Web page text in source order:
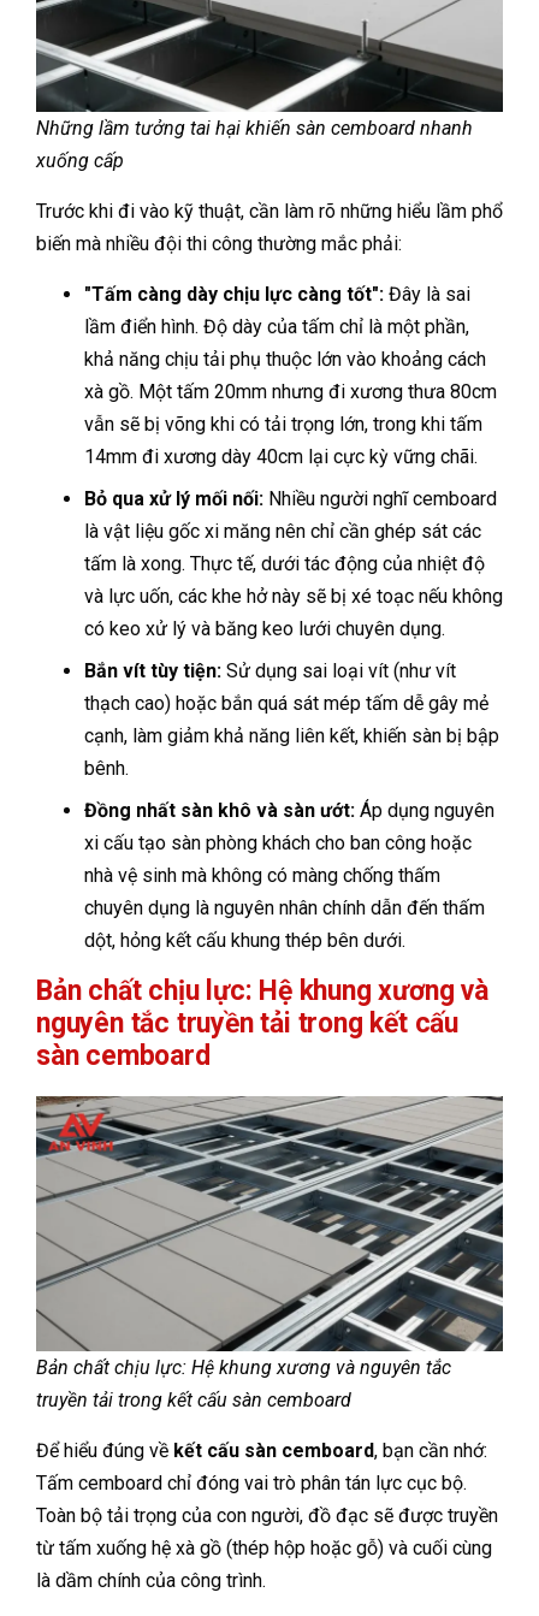
Những lầm tưởng tai hại khiến sàn cemboard nhanh
xuống cấp
Trước khi đi vào kỹ thuật, cần làm rõ những hiểu lầm phổ
biến mà nhiều đội thi công thường mắc phải:
"Tấm càng dày chịu lực càng tốt": Đây là sai
lầm điển hình. Độ dày của tấm chỉ là một phần,
khả năng chịu tải phụ thuộc lớn vào khoảng cách
xà gồ. Một tấm 20mm nhưng đi xương thưa 80cm
vẫn sẽ bị võng khi có tải trọng lớn, trong khi tấm
14mm đi xương dày 40cm lại cực kỳ vững chãi.
Bỏ qua xử lý mối nối: Nhiều người nghĩ cemboard
là vật liệu gốc xi măng nên chỉ cần ghép sát các
tấm là xong. Thực tế, dưới tác động của nhiệt độ
và lực uốn, các khe hở này sẽ bị xé toạc nếu không
có keo xử lý và băng keo lưới chuyên dụng.
Bắn vít tùy tiện: Sử dụng sai loại vít (như vít
thạch cao) hoặc bắn quá sát mép tấm dễ gây mẻ
cạnh, làm giảm khả năng liên kết, khiến sàn bị bập
bênh.
Đồng nhất sàn khô và sàn ướt: Áp dụng nguyên
xi cấu tạo sàn phòng khách cho ban công hoặc
nhà vệ sinh mà không có màng chống thấm
chuyên dụng là nguyên nhân chính dẫn đến thấm
dột, hỏng kết cấu khung thép bên dưới.
Bản chất chịu lực: Hệ khung xương và
nguyên tắc truyền tải trong kết cấu
sàn cemboard
Bản chất chịu lực: Hệ khung xương và nguyên tắc
truyền tải trong kết cấu sàn cemboard
Để hiểu đúng về kết cấu sàn cemboard, bạn cần nhớ:
Tấm cemboard chỉ đóng vai trò phân tán lực cục bộ.
Toàn bộ tải trọng của con người, đồ đạc sẽ được truyền
từ tấm xuống hệ xà gồ (thép hộp hoặc gỗ) và cuối cùng
là dầm chính của công trình.